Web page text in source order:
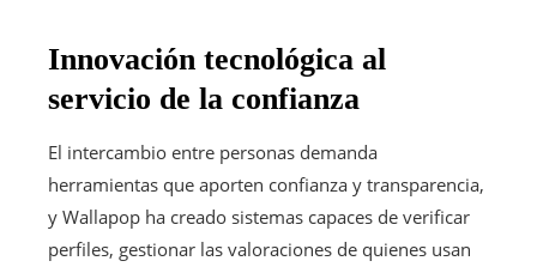
Innovación tecnológica al
servicio de la confianza
El intercambio entre personas demanda
herramientas que aporten confianza y transparencia,
y Wallapop ha creado sistemas capaces de verificar
perfiles, gestionar las valoraciones de quienes usan